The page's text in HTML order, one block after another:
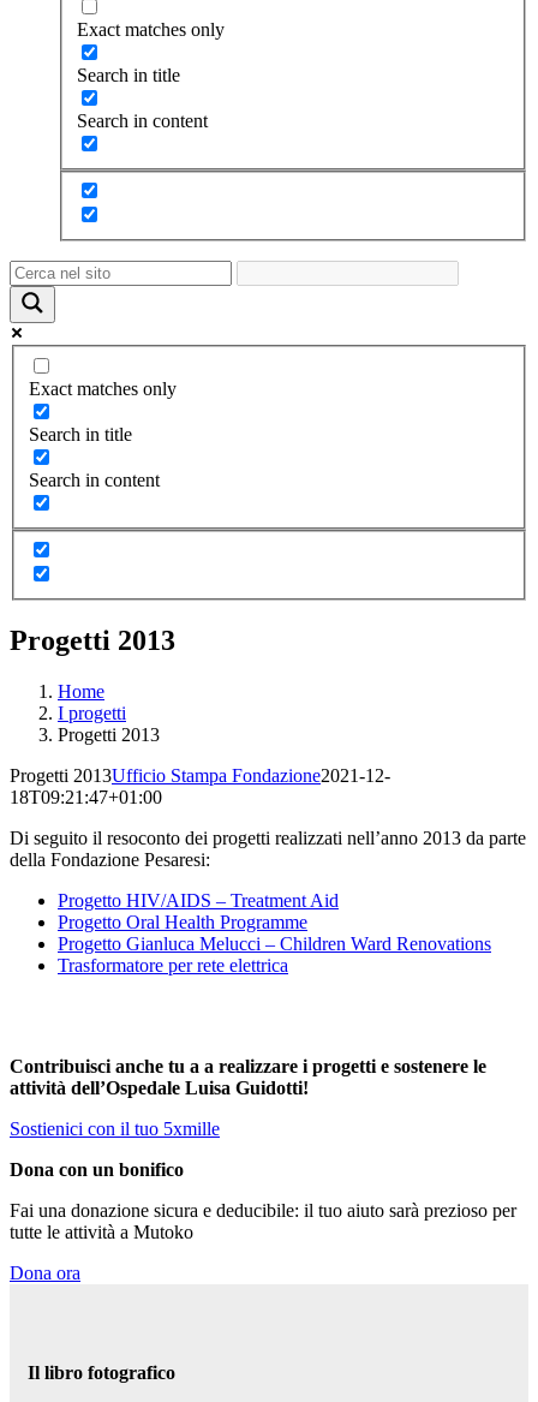
Exact matches only
Search in title
Search in content
Exact matches only
Search in title
Search in content
Progetti 2013
Home
I progetti
Progetti 2013
Progetti 2013Ufficio Stampa Fondazione2021-12-
18T09:21:47+01:00
Di seguito il resoconto dei progetti realizzati nell’anno 2013 da parte
della Fondazione Pesaresi:
Progetto HIV/AIDS – Treatment Aid
Progetto Oral Health Programme
Progetto Gianluca Melucci – Children Ward Renovations
Trasformatore per rete elettrica
Contribuisci anche tu a a realizzare i progetti e sostenere le
attività dell’Ospedale Luisa Guidotti!
Sostienici con il tuo 5xmille
Dona con un bonifico
Fai una donazione sicura e deducibile: il tuo aiuto sarà prezioso per
tutte le attività a Mutoko
Dona ora
Il libro fotografico